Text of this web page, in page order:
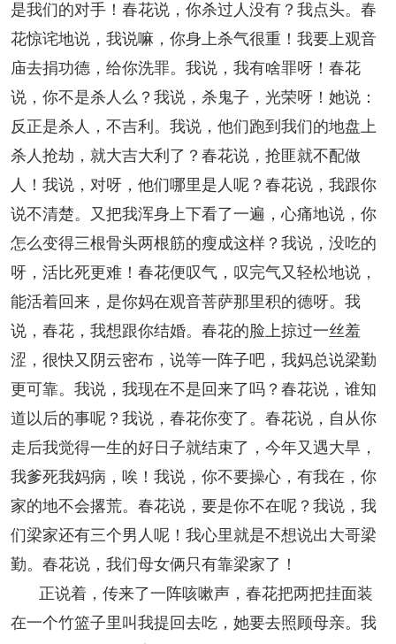
是我们的对手！春花说，你杀过人没有？我点头。春
花惊诧地说，我说嘛，你身上杀气很重！我要上观音
庙去捐功德，给你洗罪。我说，我有啥罪呀！春花
说，你不是杀人么？我说，杀鬼子，光荣呀！她说：
反正是杀人，不吉利。我说，他们跑到我们的地盘上
杀人抢劫，就大吉大利了？春花说，抢匪就不配做
人！我说，对呀，他们哪里是人呢？春花说，我跟你
说不清楚。又把我浑身上下看了一遍，心痛地说，你
怎么变得三根骨头两根筋的瘦成这样？我说，没吃的
呀，活比死更难！春花便叹气，叹完气又轻松地说，
能活着回来，是你妈在观音菩萨那里积的德呀。我
说，春花，我想跟你结婚。春花的脸上掠过一丝羞
涩，很快又阴云密布，说等一阵子吧，我妈总说梁勤
更可靠。我说，我现在不是回来了吗？春花说，谁知
道以后的事呢？我说，春花你变了。春花说，自从你
走后我觉得一生的好日子就结束了，今年又遇大旱，
我爹死我妈病，唉！我说，你不要操心，有我在，你
家的地不会撂荒。春花说，要是你不在呢？我说，我
们梁家还有三个男人呢！我心里就是不想说出大哥梁
勤。春花说，我们母女俩只有靠梁家了！
正说着，传来了一阵咳嗽声，春花把两把挂面装
在一个竹篮子里叫我提回去吃，她要去照顾母亲。我